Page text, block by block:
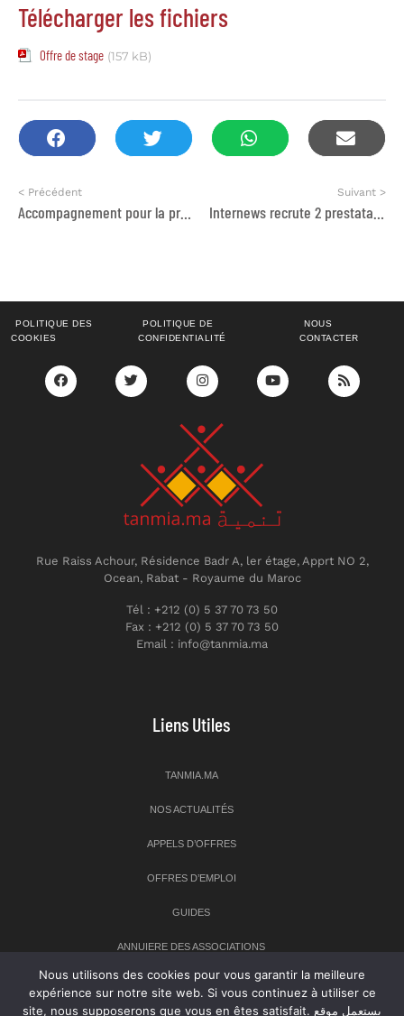
Télécharger les fichiers
Offre de stage (157 kB)
< Précédent
Accompagnement pour la production de vidéos des réformes prioritaires du gouvernement marocain
Suivant >
POLITIQUE DES
COOKIES
POLITIQUE DE
CONFIDENTIALITÉ
NOUS
CONTACTER
Rue Raiss Achour, Résidence Badr A, ler étage, Apprt NO 2,
Ocean, Rabat - Royaume du Maroc
Tél : +212 (0) 5 37 70 73 50
Fax : +212 (0) 5 37 70 73 50
Email : info@tanmia.ma
Liens Utiles
TANMIA.MA
NOS ACTUALITÉS
APPELS D’OFFRES
OFFRES D’EMPLOI
GUIDES
ANNUIERE DES ASSOCIATIONS
Newsletter
Nous utilisons des cookies pour vous garantir la meilleure
expérience sur notre site web. Si vous continuez à utiliser ce
site, nous supposerons que vous en êtes satisfait. يستعمل موقع